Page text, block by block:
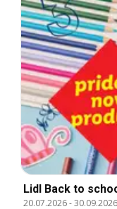
Lidl Back to
20.07.2026-30.09.2026